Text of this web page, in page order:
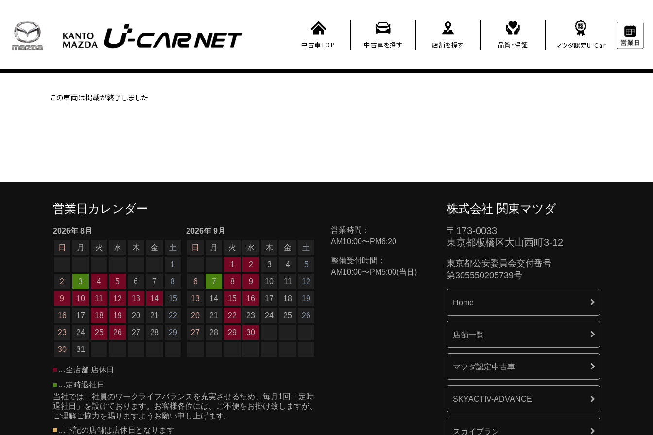
中古車TOP 中古車を探す 店舗を探す 品質・保証 マツダ認定U-Car
この車両は掲載が終了しました
営業日カレンダー
2026年 8月
日
月 火 水 木 金
土
1
2
3 4 5 6 7
8
9
10 11 12 13 14
15
16
17 18 19 20 21
22
23
24 25 26 27 28
29
30
31
2026年9月
日
月 火 水 木 金
土
1
2 3 4
5
6
7 8 9 10 11
12
13
14 15 16 17 18
19
20
21 22 23 24 25
26
27
28 29 30
■…全店舗 店休日
■…定時退社日
当社では、社員のワークライフバランスを充実させるため、毎月1回「定時
退社日」を設けております。お客様各位には、ご不便をお掛け致しますが、
ご理解ご協力を賜りますようお願い申し上げます。
■…下記の店舗は店休日となります
営業時間：
AM10:00〜PM6:20
整備受付時間：
AM10:00〜PM5:00(当日)
株式会社 関東マツダ
〒173-0033
東京都板橋区大山西町3-12
東京都公安委員会交付番号
第305550205739号
Home
店舗一覧
マツダ認定中古車
SKYACTIV-ADVANCE
スカイプラン